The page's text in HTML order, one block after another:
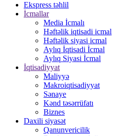
Ekspress təhlil
İcmallar
Media İcmalı
Həftəlik iqtisadi icmal
Həftəlik siyasi icmal
Aylıq İqtisadi İcmal
Aylıq Siyasi İcmal
İqtisadiyyat
Maliyyə
Makroiqtisadiyyat
Sənaye
Kənd təsərrüfatı
Biznes
Daxili siyasət
Qanunvericilik